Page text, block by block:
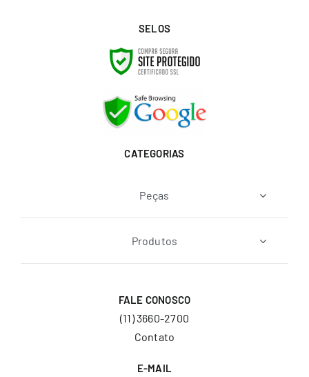
SELOS
CATEGORIAS
Peças
Produtos
FALE CONOSCO
(11) 3660-2700
Contato
E-MAIL